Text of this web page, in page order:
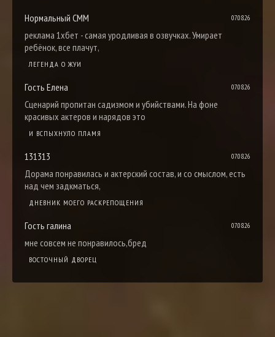
Нормальный СММ 07.08.26
реклама 1хбет - самая уродливая в озвучках. Умирает
ребёнок, все плачут,
ЛЕГЕНДА О ЖУИ
Гость Елена 07.08.26
Сценарий пропитан садизмом и убийствами. На фоне
красивых актеров и нарядов это
И ВСПЫХНУЛО ПЛАМЯ
131313 07.08.26
Дорама понравилась и актерский состав, и со смыслом, есть
над чем задкматься,
ДНЕВНИК МОЕГО РАСКРЕПОЩЕНИЯ
Гость галина 07.08.26
мне совсем не понравилось,бред
ВОСТОЧНЫЙ ДВОРЕЦ